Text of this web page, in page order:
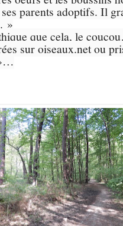
parents adoptifs. Il
»
que cela, le
sur oiseaux.net ou